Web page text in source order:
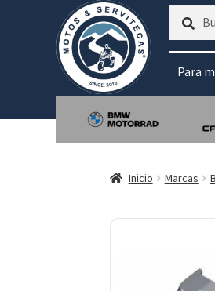
Buscar
Buscar
Para
Inicio Marcas